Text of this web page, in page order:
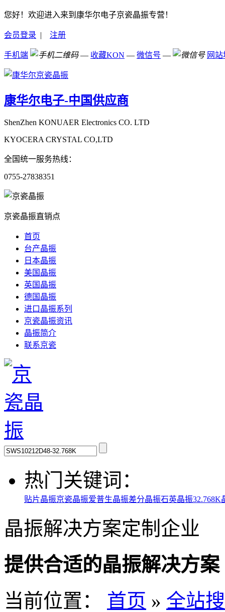
您好！欢迎进入来到康华尔电子京瓷晶振专营！
会员登录 | 注册
手机端 — 收藏KON — 微信号 — 网
康华尔电子-中国供应商
ShenZhen KONUAER Electronics CO. LTD
KYOCERA CRYSTAL CO,LTD
全国统一服务热线：
0755-27838351
京瓷晶振直销点
首页
台产晶振
日本晶振
美国晶振
英国晶振
德国晶振
进口晶振系列
京瓷晶振资讯
晶振简介
联系京瓷
热门关键词：
贴片晶振京瓷晶振爱普生晶振差分晶振石英晶振32.768K
晶振解决方案定制企业
提供合适的晶振解决方案
当前位置：
首页 » 全站